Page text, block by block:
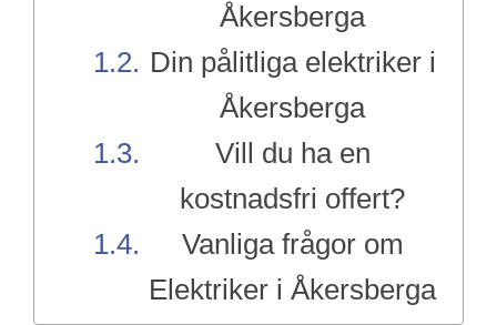
Åkersberga
Din pålitliga elektriker i
Åkersberga
Vill du ha en
kostnadsfri offert?
Vanliga frågor om
Elektriker i Åkersberga